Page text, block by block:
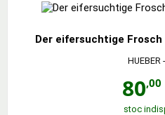
Der eifersuchtige Frosch
HUEBER
80,00
stoc